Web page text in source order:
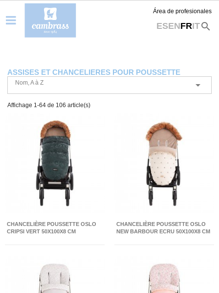
Área de profesionales
ESENFRITsearch
ASSISES ET CHANCELIERES POUR POUSSETTE
Nom, A à Z 
Affichage 1-64 de 106 article(s)
CHANCELIÈRE POUSSETTE OSLO
CRIPSI VERT 50X100X8 CM
CHANCELIÈRE POUSSETTE OSLO
NEW BARBOUR ECRU 50X100X8 CM